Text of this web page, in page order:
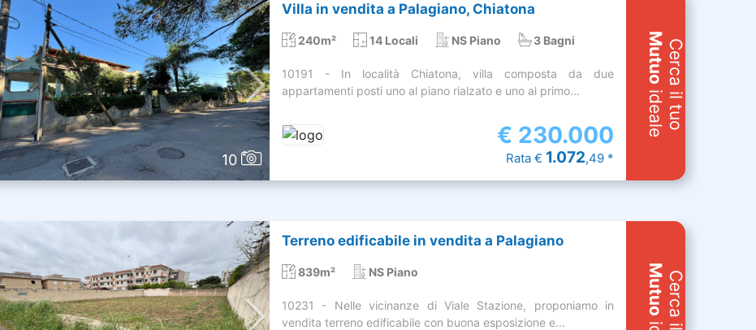
10
Villa in vendita a Palagiano, Chiatona
240m² 14 Locali NS Piano 3 Bagni
10191 - In località Chiatona, villa composta da due
appartamenti posti uno al piano rialzato e uno al primo...
€ 230.000
Rata € 1.072,49 *
Cerca il tuo
Mutuo
ideale
Terreno edificabile in vendita a Palagiano
839m² NS Piano
10231 - Nelle vicinanze di Viale Stazione, proponiamo in
vendita terreno edificabile con buona esposizione e...
Mutuo